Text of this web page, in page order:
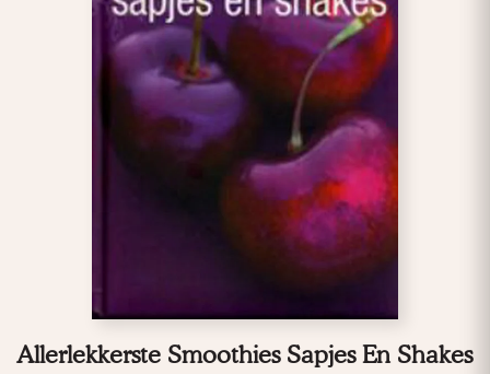
Allerlekkerste Smoothies Sapjes En Shakes